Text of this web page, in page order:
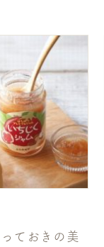
ておきの美